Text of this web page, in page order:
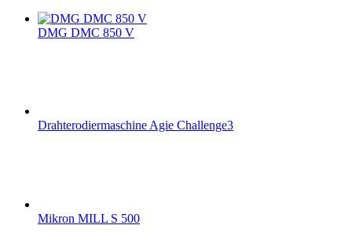
DMG DMC 850 V
Drahterodiermaschine Agie Challenge3
Mikron MILL S 500